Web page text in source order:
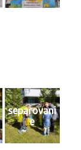
separovani
e